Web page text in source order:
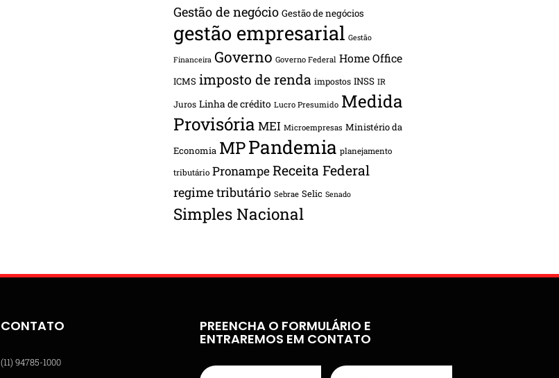
Gestão de negócio Gestão de negócios
gestão empresarial Gestão
Financeira Governo Governo Federal Home Office
ICMS imposto de renda impostos INSS IR
Juros Linha de crédito Lucro Presumido Medida
Provisória MEI Microempresas Ministério da
Economia MPPandemia planejamento
tributário PronampeReceita Federal
regime tributário Sebrae Selic Senado
Simples Nacional
CONTATO
(11) 94785-1000
PREENCHA O FORMULÁRIO E
ENTRAREMOS EM CONTATO